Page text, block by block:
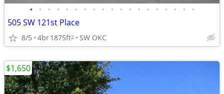
• • • • • • • • • • • • • • • • • • •
505 SW 121st Place
8/5 4br1875ft2 SW OKC
$1,650